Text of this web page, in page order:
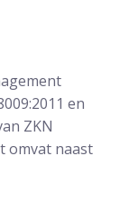
en
ZKN
omvat naast